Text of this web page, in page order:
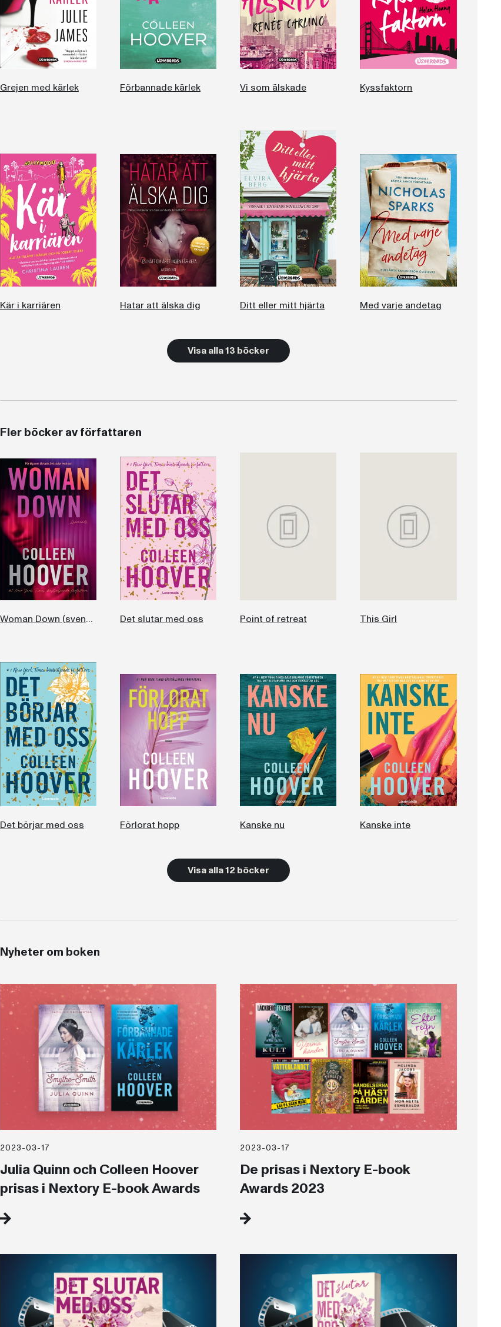
Grejen med kärlek Förbannade kärlek Vi som älskade Kyssfaktorn
Kär i karriären Hatar att älska dig Ditt eller mitt hjärta Med varje andetag
Visa alla 13 böcker
Fler böcker av författaren
Woman Down (svensk utgåva) Det slutar med oss Point of retreat This Girl
Det börjar med oss Förlorat hopp Kanske nu Kanske inte
Visa alla 12 böcker
Nyheter om boken
2023-03-17
Julia Quinn och Colleen Hoover
prisas i Nextory E-book Awards
2023-03-17
De prisas i Nextory E-book
Awards 2023